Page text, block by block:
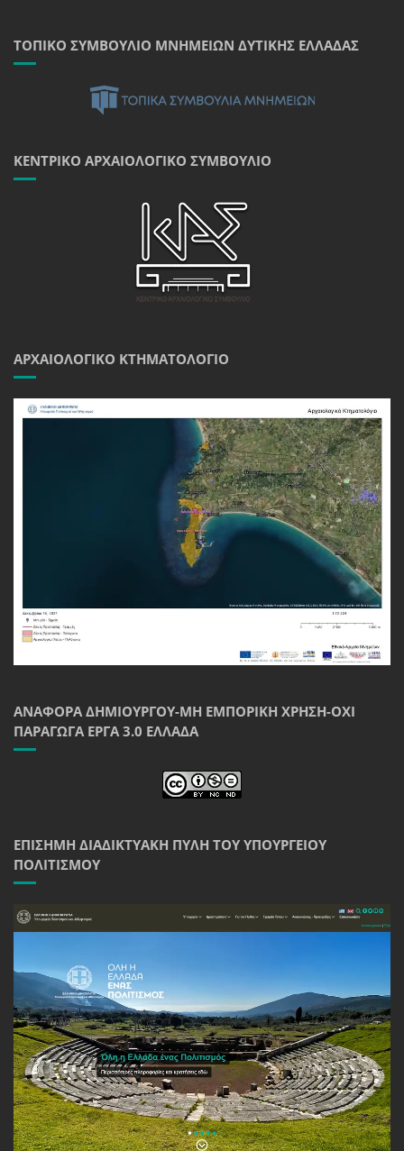
ΤΟΠΙΚΌ ΣΥΜΒΟΎΛΙΟ ΜΝΗΜΕΊΩΝ ΔΥΤΙΚΉΣ ΕΛΛΆΔΑΣ
ΚΕΝΤΡΙΚΌ ΑΡΧΑΙΟΛΟΓΙΚΌ ΣΥΜΒΟΎΛΙΟ
ΑΡΧΑΙΟΛΟΓΙΚΌ ΚΤΗΜΑΤΟΛΌΓΙΟ
ΑΝΑΦΟΡΆ ΔΗΜΙΟΥΡΓΟΎ-ΜΗ ΕΜΠΟΡΙΚΉ ΧΡΉΣΗ-ΌΧΙ
ΠΑΡΆΓΩΓΑ ΈΡΓΑ 3.0 ΕΛΛΆΔΑ
ΕΠΊΣΗΜΗ ΔΙΑΔΙΚΤΥΑΚΉ ΠΎΛΗ ΤΟΥ ΥΠΟΥΡΓΕΊΟΥ
ΠΟΛΙΤΙΣΜΟΎ